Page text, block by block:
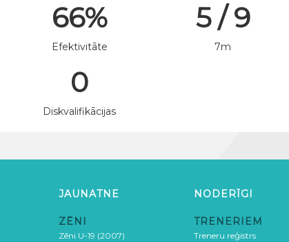
66%
Efektivitāte
5 / 9
7m
0
Diskvalifikācijas
JAUNATNE
ZĒNI
Zēni U-19 (2007)
NODERĪGI
TRENERIEM
Treneru reģistrs